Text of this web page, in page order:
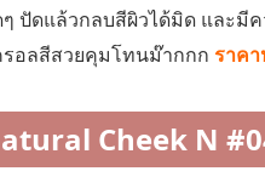
ๆ ปัดแล้วกลบสีผิวได้มิด และ
รอลสีสวยคุมโทนม๊ากกก ราค
Cheek N